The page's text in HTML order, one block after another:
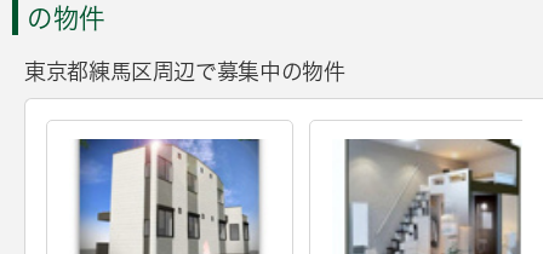
の物件
東京都練馬区周辺で募集中の物件